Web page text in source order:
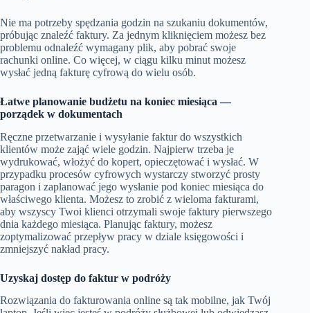
Nie ma potrzeby spędzania godzin na szukaniu dokumentów,
próbując znaleźć faktury. Za jednym kliknięciem możesz bez
problemu odnaleźć wymagany plik, aby pobrać swoje
rachunki online. Co więcej, w ciągu kilku minut możesz
wysłać jedną fakturę cyfrową do wielu osób.
Łatwe planowanie budżetu na koniec miesiąca —
porządek w dokumentach
Ręczne przetwarzanie i wysyłanie faktur do wszystkich
klientów może zająć wiele godzin. Najpierw trzeba je
wydrukować, włożyć do kopert, opieczętować i wysłać. W
przypadku procesów cyfrowych wystarczy stworzyć prosty
paragon i zaplanować jego wysłanie pod koniec miesiąca do
właściwego klienta. Możesz to zrobić z wieloma fakturami,
aby wszyscy Twoi klienci otrzymali swoje faktury pierwszego
dnia każdego miesiąca. Planując faktury, możesz
zoptymalizować przepływ pracy w dziale księgowości i
zmniejszyć nakład pracy.
Uzyskaj dostęp do faktur w podróży
Rozwiązania do fakturowania online są tak mobilne, jak Twój